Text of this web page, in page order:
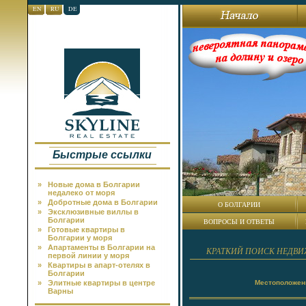
EN RU DE
Быстрые ссылки
»
Новые дома в Болгарии
недалеко от моря
»
Добротные дома в Болгарии
»
Эксклюзивные виллы в
Болгарии
»
Готовые квартиры в
Болгарии у моря
»
Апартаменты в Болгарии на
первой линии у моря
»
Квартиры в апарт-отелях в
Болгарии
»
Элитные квартиры в центре
Варны
О БОЛГАРИИ
ВОПРОСЫ И ОТВЕТЫ
КРАТКИЙ ПОИСК